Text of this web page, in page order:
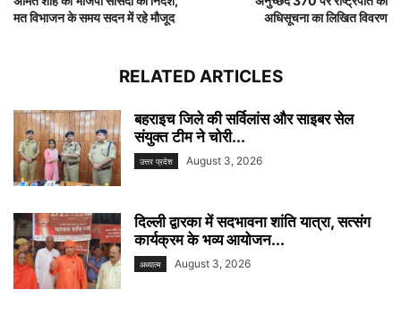
मत विभाजन के समय सदन में रहे मौजूद
अधिसूचना का लिखित विवरण
RELATED ARTICLES
बहराइच जिले की सर्विलांस और साइबर सेल
संयुक्त टीम ने चोरी...
उत्तर प्रदेश August 3, 2026
दिल्ली द्वारका में सदभावना शांति यात्रा, सत्संग
कार्यक्रम के भव्य आयोजन...
अध्यात्म August 3, 2026